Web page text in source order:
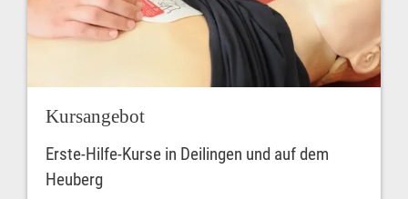
Kursangebot
Erste-Hilfe-Kurse in Deilingen und auf dem
Heuberg